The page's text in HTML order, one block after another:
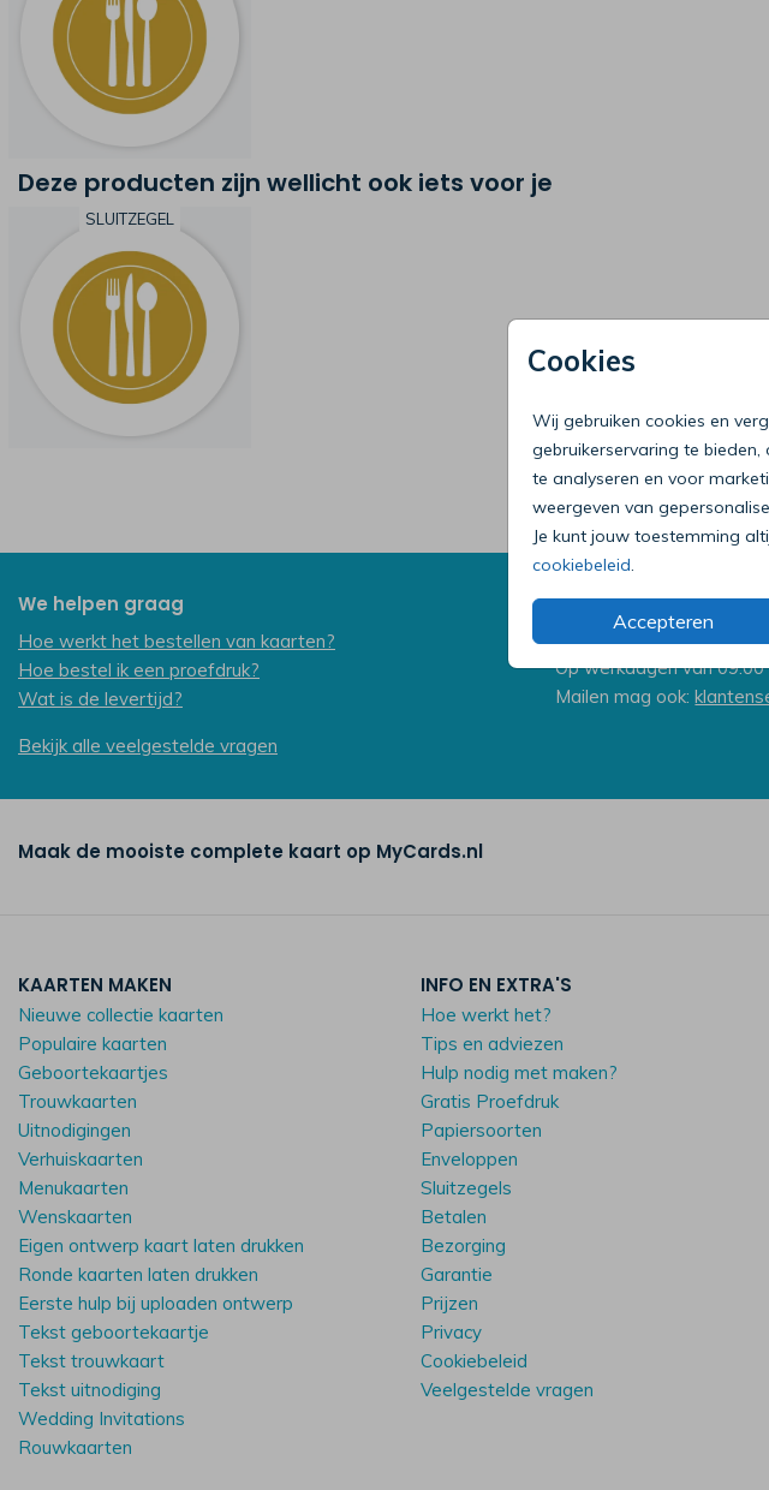
Cookies
Wij gebruiken cookies en
gebruikerservaring te
te analyseren en voor
weergeven van
Je kunt jouw toestemming
cookiebeleid.
Accepteren
Deze producten zijn wellicht ook iets voor je
SLUITZEGEL
We helpen graag
Hoe werkt het bestellen van kaarten?
Hoe bestel ik een proefdruk?
Wat is de levertijd?
Bekijk alle veelgestelde vragen
Bel onze
0318 - 72 51 23
Op werkdagen van
Mailen mag ook:
Maak de mooiste complete kaart op MyCards.nl
KAARTEN MAKEN
Nieuwe collectie kaarten
Populaire kaarten
Geboortekaartjes
Trouwkaarten
Uitnodigingen
Verhuiskaarten
Menukaarten
Wenskaarten
Eigen ontwerp kaart laten drukken
Ronde kaarten laten drukken
Eerste hulp bij uploaden ontwerp
Tekst geboortekaartje
Tekst trouwkaart
Tekst uitnodiging
Wedding Invitations
Rouwkaarten
INFO EN EXTRA'S
Hoe werkt het?
Tips en adviezen
Hulp nodig met maken?
Gratis Proefdruk
Papiersoorten
Enveloppen
Sluitzegels
Betalen
Bezorging
Garantie
Prijzen
Privacy
Cookiebeleid
Veelgestelde vragen